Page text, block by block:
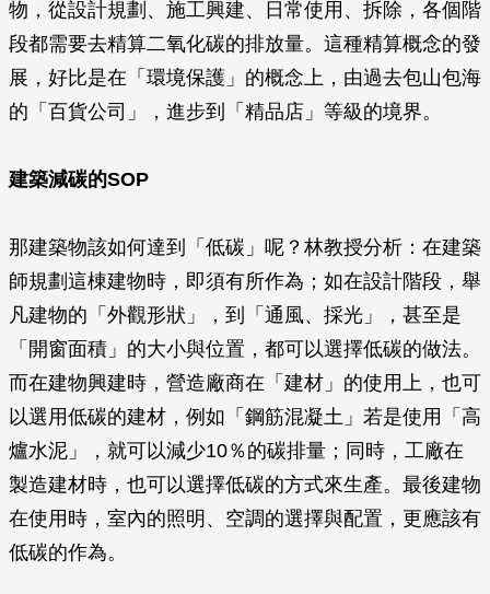
物，從設計規劃、施工興建、日常使用、拆除，各個階
段都需要去精算二氧化碳的排放量。這種精算概念的發
展，好比是在「環境保護」的概念上，由過去包山包海
的「百貨公司」，進步到「精品店」等級的境界。
建築減碳的SOP
那建築物該如何達到「低碳」呢？林教授分析：在建築
師規劃這棟建物時，即須有所作為；如在設計階段，舉
凡建物的「外觀形狀」，到「通風、採光」，甚至是
「開窗面積」的大小與位置，都可以選擇低碳的做法。
而在建物興建時，營造廠商在「建材」的使用上，也可
以選用低碳的建材，例如「鋼筋混凝土」若是使用「高
爐水泥」，就可以減少10％的碳排量；同時，工廠在
製造建材時，也可以選擇低碳的方式來生產。最後建物
在使用時，室內的照明、空調的選擇與配置，更應該有
低碳的作為。